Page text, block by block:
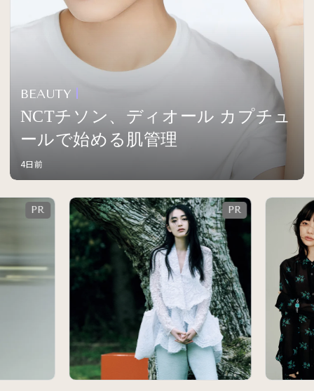
BEAUTY
NCTチソン、ディオール カプチュ
ールで始める肌管理
4日前